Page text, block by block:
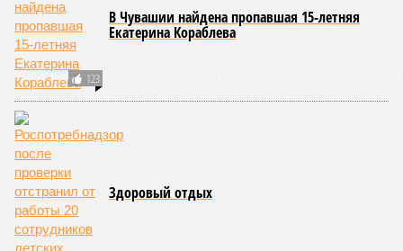
123
В Чувашии найдена пропавшая 15-летняя
Екатерина Кораблева
Здоровый отдых